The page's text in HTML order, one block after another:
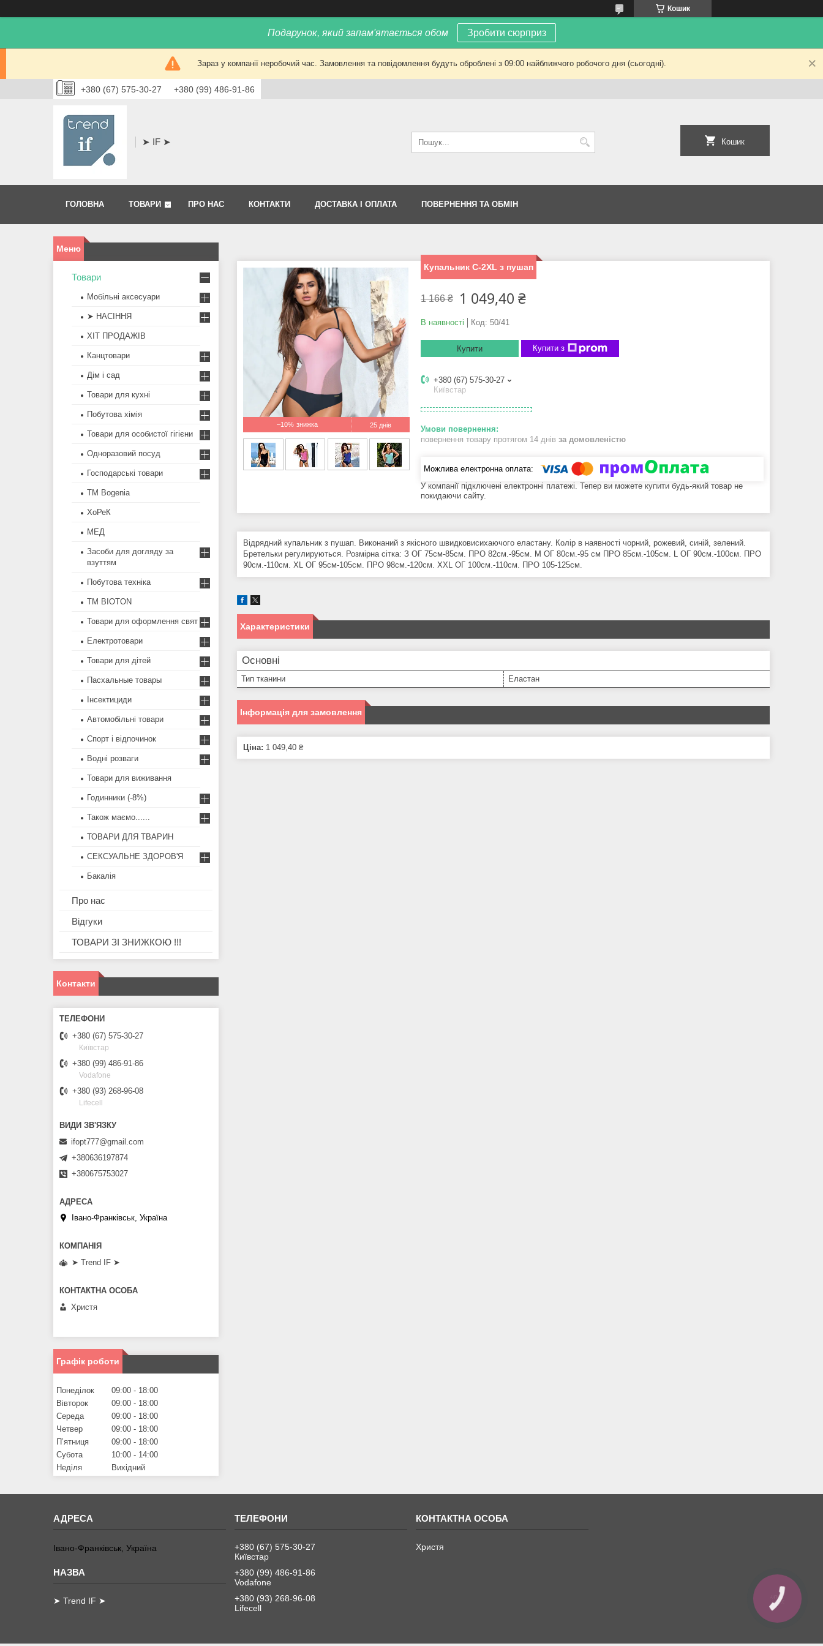
Кошик
Подарунок, який запам'ятається обом Зробити сюрприз
Зараз у компанії неробочий час. Замовлення та повідомлення будуть оброблені з 09:00 найближчого робочого дня (сьогодні).
+380 (67) 575-30-27 +380 (99) 486-91-86
➤ IF ➤ Кошик
ГОЛОВНА ТОВАРИ ПРО НАС КОНТАКТИ ДОСТАВКА І ОПЛАТА ПОВЕРНЕННЯ ТА ОБМІН
–10% 25 днів
Купальник С-2ХL з пушап
1 166 ₴ 1 049,40 ₴
В наявності Код: 50/41
Купити Купити з
+380 (67) 575-30-27
Київстар
повернення товару протягом 14 днів за домовленістю
У компанії підключені електронні платежі. Тепер ви можете купити будь-який товар не
покидаючи сайту.
Відрядний купальник з пушап. Виконаний з якісного швидковисихаючого еластану. Колір в наявності чорний, рожевий, синій, зелений.
Бретельки регулируються. Розмірна сітка: З ОГ 75см-85см. ПРО 82см.-95см. М ОГ 80см.-95 см ПРО 85см.-105см. L ОГ 90см.-100см. ПРО
90см.-110см. XL ОГ 95см-105см. ПРО 98см.-120см. XXL ОГ 100см.-110см. ПРО 105-125см.
Характеристики
Основні
Тип тканини Еластан
Інформація для замовлення
Ціна: 1 049,40 ₴
Товари
Мобільні аксесуари
➤ НАСІННЯ
ХІТ ПРОДАЖІВ
Канцтовари
Дім і сад
Товари для кухні
Побутова хімія
Товари для особистої гігієни
Одноразовий посуд
Господарські товари
ТМ Bogenia
ХоРеК
МЕД
Засоби для догляду за
взуттям
Побутова техніка
ТМ BIOTON
Товари для оформлення свят
Електротовари
Товари для дітей
Пасхальные товары
Інсектициди
Автомобільні товари
Спорт і відпочинок
Водні розваги
Товари для виживання
Годинники (-8%)
Також маємо......
ТОВАРИ ДЛЯ ТВАРИН
СЕКСУАЛЬНЕ ЗДОРОВ'Я
Бакалія
Про нас
Відгуки
ТОВАРИ ЗІ ЗНИЖКОЮ !!!
Контакти
+380 (67) 575-30-27
Київстар
+380 (99) 486-91-86
Vodafone
+380 (93) 268-96-08
Lifecell
ifopt777@gmail.com
+380636197874
+380675753027
Івано-Франківськ, Україна
➤ Trend IF ➤
Христя
Графік роботи
Понеділок 09:00
18:00
Вівторок
09:00
18:00
Середа
09:00
18:00
Четвер
09:00
18:00
Пʼятниця
09:00
18:00
Субота
10:00
14:00
Неділя
Вихідний
Івано-Франківськ, Україна
➤ Trend IF ➤
+380 (67) 575-30-27
Київстар
+380 (99) 486-91-86
Vodafone
+380 (93) 268-96-08
Lifecell
Христя